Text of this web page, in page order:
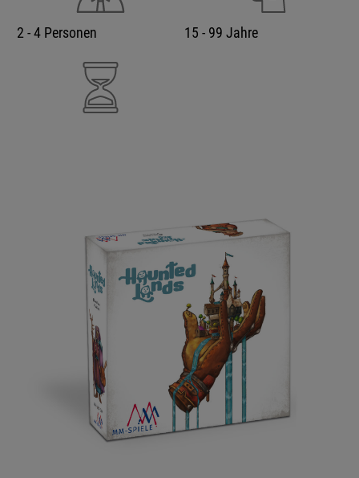
2 - 4 Personen 15 - 99 Jahre